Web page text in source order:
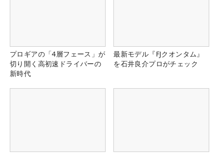
プロギアの「4層フェース」が
切り開く高初速ドライバーの
新時代
最新モデル『FJクオンタム』
を石井良介プロがチェック